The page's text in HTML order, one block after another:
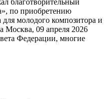
благотворительный
по приобретению
молодого композитора и
Москва, 09 апреля 2026
Федерации, многие